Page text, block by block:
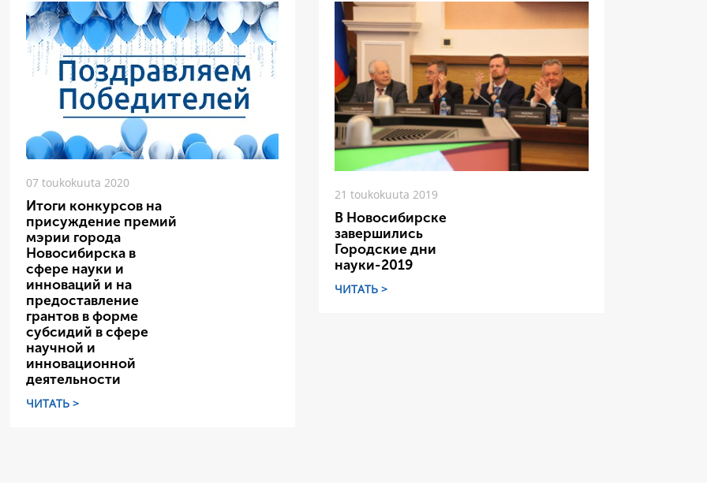
07 toukokuuta 2020
Итоги конкурсов на
присуждение премий
мэрии города
Новосибирска в
сфере науки и
инноваций и на
предоставление
грантов в форме
субсидий в сфере
научной и
инновационной
деятельности
ЧИТАТЬ >
21 toukokuuta 2019
В Новосибирске
завершились
Городские дни
науки-2019
ЧИТАТЬ >